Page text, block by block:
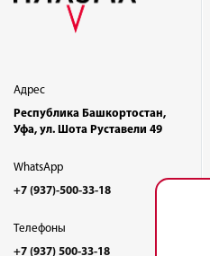
Адрес
Республика Башкортостан,
Уфа, ул. Шота Руставели 49
WhatsApp
+7 (937)-500-33-18
Телефоны
+7 (937) 500-33-18